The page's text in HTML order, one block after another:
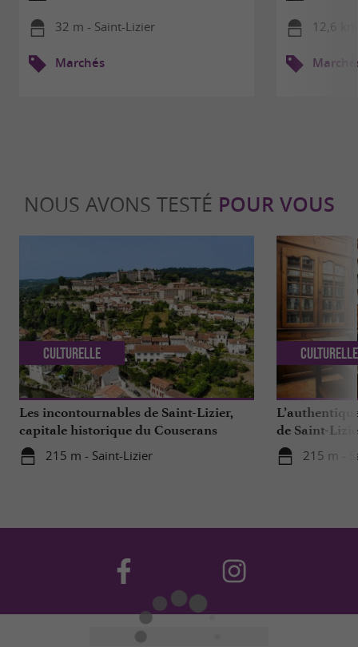
32 m - Saint-Lizier
Marchés
12,6
NOUS AVONS TESTÉ POUR VOUS
Les incontournables de Saint-Lizier,
capitale historique du Couserans
215 m - Saint-Lizier
Culturelle
de Saint-
France
215 m -
Culturelle